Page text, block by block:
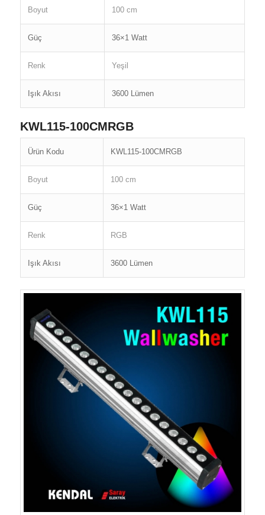
Boyut 100 cm
Güç 36×1 Watt
Renk Yeşil
Işık Akısı 3600 Lümen
KWL115-100CMRGB
Ürün Kodu KWL115-100CMRGB
Boyut 100 cm
Güç 36×1 Watt
Renk RGB
Işık Akısı 3600 Lümen